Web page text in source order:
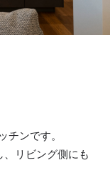
チンです。
リビング側にも